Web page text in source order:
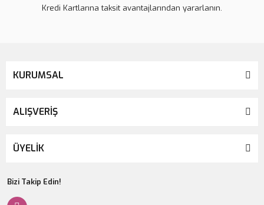
Kredi Kartlarına taksit avantajlarından yararlanın.
KURUMSAL
ALIŞVERİŞ
ÜYELİK
Bizi Takip Edin!